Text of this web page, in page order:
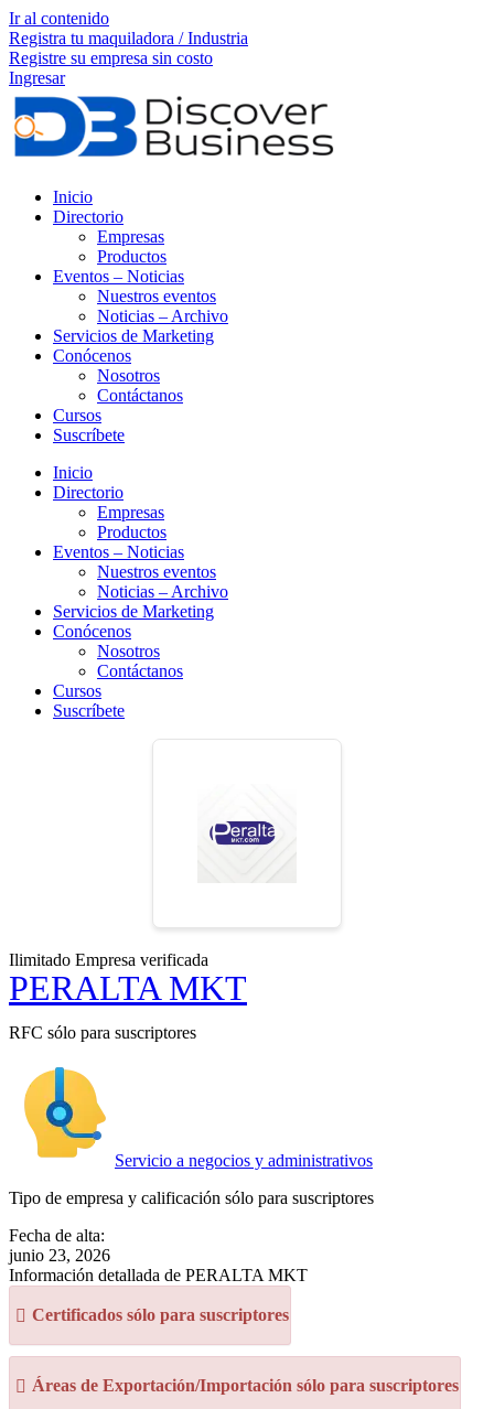
Ir al contenido
Registra tu maquiladora / Industria
Registre su empresa sin costo
Ingresar
Inicio
Directorio
Empresas
Productos
Eventos – Noticias
Nuestros eventos
Noticias – Archivo
Servicios de Marketing
Conócenos
Nosotros
Contáctanos
Cursos
Suscríbete
Inicio
Directorio
Empresas
Productos
Eventos – Noticias
Nuestros eventos
Noticias – Archivo
Servicios de Marketing
Conócenos
Nosotros
Contáctanos
Cursos
Suscríbete
Ilimitado Empresa verificada
PERALTA MKT
RFC sólo para suscriptores
Servicio a negocios y administrativos
Tipo de empresa y calificación sólo para suscriptores
Fecha de alta:
junio 23, 2026
Información detallada de PERALTA MKT
Certificados sólo para suscriptores
Áreas de Exportación/Importación sólo para suscriptores